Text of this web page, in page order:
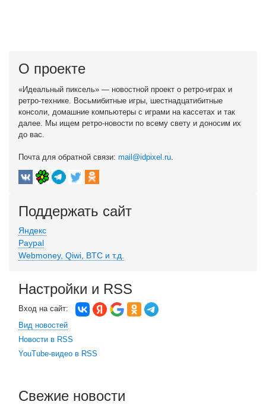
О проекте
«Идеальный пиксель» — новостной проект о ретро-играх и
ретро-технике. Восьмибитные игры, шестнадцатибитные
консоли, домашние компьютеры с играми на кассетах и так
далее. Мы ищем ретро-новости по всему свету и доносим их
до вас.
Почта для обратной связи: mail@idpixel.ru.
Поддержать сайт
Яндекс
Paypal
Webmoney, Qiwi, BTC и т.д.
Настройки и RSS
Вход на сайт:
Вид новостей
Новости в RSS
YouTube-видео в RSS
Свежие новости